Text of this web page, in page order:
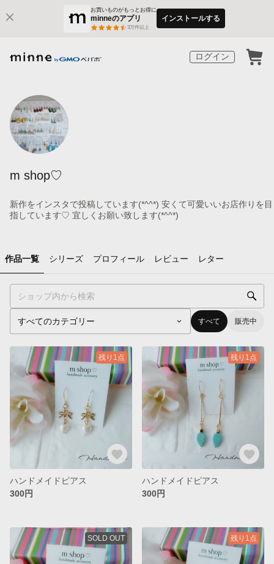
お買いものがもっとお得に
minneのアプリ
3万件以上
インストールする
ログイン
m shop♡
新作をインスタで投稿しています(*^^*) 安くて可愛いいお店作りを目
指しています♡ 宜しくお願い致します(*^^*)
作品一覧 シリーズ プロフィール レビュー レター
すべて 販売中
残り1点
ハンドメイドピアス
300円
残り1点
ハンドメイドピアス
300円
SOLD OUT 残り1点